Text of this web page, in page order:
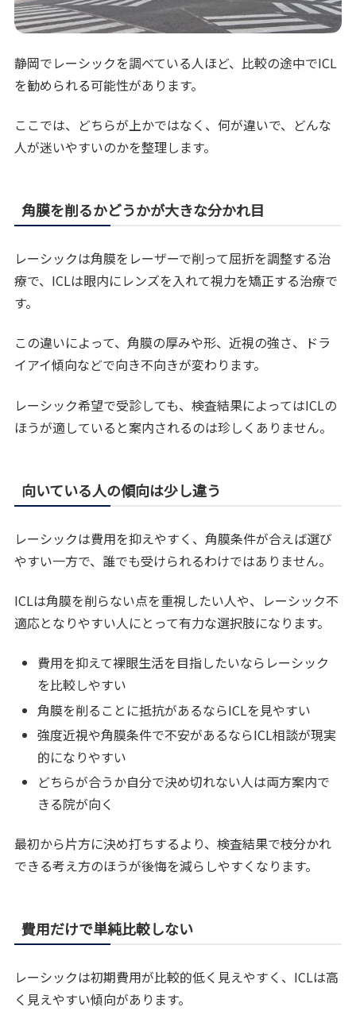
静岡でレーシックを調べている人ほど、比較の途中でICL
を勧められる可能性があります。
ここでは、どちらが上かではなく、何が違いで、どんな
人が迷いやすいのかを整理します。
角膜を削るかどうかが大きな分かれ目
レーシックは角膜をレーザーで削って屈折を調整する治
療で、ICLは眼内にレンズを入れて視力を矯正する治療で
す。
この違いによって、角膜の厚みや形、近視の強さ、ドラ
イアイ傾向などで向き不向きが変わります。
レーシック希望で受診しても、検査結果によってはICLの
ほうが適していると案内されるのは珍しくありません。
向いている人の傾向は少し違う
レーシックは費用を抑えやすく、角膜条件が合えば選び
やすい一方で、誰でも受けられるわけではありません。
ICLは角膜を削らない点を重視したい人や、レーシック不
適応となりやすい人にとって有力な選択肢になります。
費用を抑えて裸眼生活を目指したいならレーシック
を比較しやすい
角膜を削ることに抵抗があるならICLを見やすい
強度近視や角膜条件で不安があるならICL相談が現実
的になりやすい
どちらが合うか自分で決め切れない人は両方案内で
きる院が向く
最初から片方に決め打ちするより、検査結果で枝分かれ
できる考え方のほうが後悔を減らしやすくなります。
費用だけで単純比較しない
レーシックは初期費用が比較的低く見えやすく、ICLは高
く見えやすい傾向があります。